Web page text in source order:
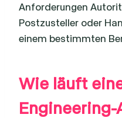
Anforderungen
Postzusteller oder
einem bestimmten
Wie läuft
Engineering-